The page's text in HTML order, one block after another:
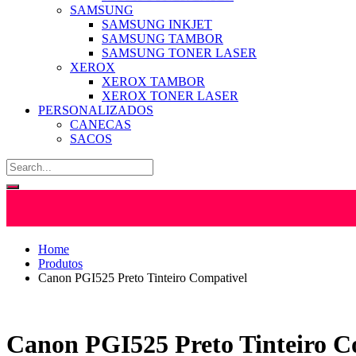
SAMSUNG
SAMSUNG INKJET
SAMSUNG TAMBOR
SAMSUNG TONER LASER
XEROX
XEROX TAMBOR
XEROX TONER LASER
PERSONALIZADOS
CANECAS
SACOS
Home
Produtos
Canon PGI525 Preto Tinteiro Compativel
Canon PGI525 Preto Tinteiro